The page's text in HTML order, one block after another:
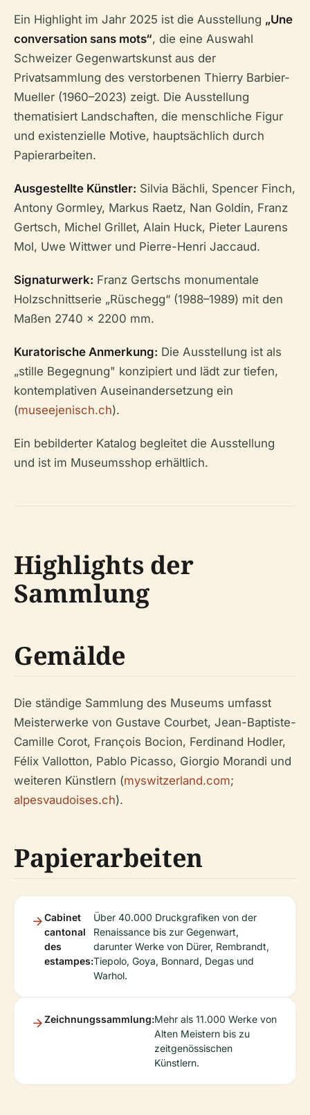
Ein Highlight im Jahr 2025 ist die Ausstellung „Une
conversation sans mots“, die eine Auswahl
Schweizer Gegenwartskunst aus der
Privatsammlung des verstorbenen Thierry Barbier-
Mueller (1960–2023) zeigt. Die Ausstellung
thematisiert Landschaften, die menschliche Figur
und existenzielle Motive, hauptsächlich durch
Papierarbeiten.
Ausgestellte Künstler: Silvia Bächli, Spencer Finch,
Antony Gormley, Markus Raetz, Nan Goldin, Franz
Gertsch, Michel Grillet, Alain Huck, Pieter Laurens
Mol, Uwe Wittwer und Pierre-Henri Jaccaud.
Signaturwerk: Franz Gertschs monumentale
Holzschnittserie „Rüschegg“ (1988–1989) mit den
Maßen 2740 × 2200 mm.
Kuratorische Anmerkung: Die Ausstellung ist als
„stille Begegnung" konzipiert und lädt zur tiefen,
kontemplativen Auseinandersetzung ein
(museejenisch.ch).
Ein bebilderter Katalog begleitet die Ausstellung
und ist im Museumsshop erhältlich.
Highlights der
Sammlung
Gemälde
Die ständige Sammlung des Museums umfasst
Meisterwerke von Gustave Courbet, Jean-Baptiste-
Camille Corot, François Bocion, Ferdinand Hodler,
Félix Vallotton, Pablo Picasso, Giorgio Morandi und
weiteren Künstlern (myswitzerland.com;
alpesvaudoises.ch).
Papierarbeiten
Cabinet
cantonal
des
estampes:
Über 40.000 Druckgrafiken von der
Renaissance bis zur Gegenwart,
darunter Werke von Dürer, Rembrandt,
Tiepolo, Goya, Bonnard, Degas und
Warhol.
Zeichnungssammlung:Mehr als 11.000 Werke von
Alten Meistern bis zu
zeitgenössischen
Künstlern.